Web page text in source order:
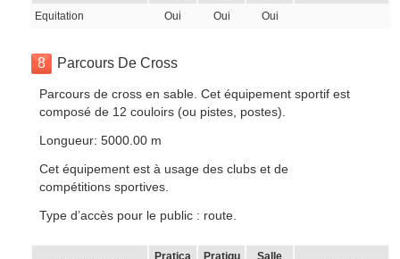
Equitation Oui Oui Oui
8 Parcours De Cross
Parcours de cross en sable. Cet équipement sportif est
composé de 12 couloirs (ou pistes, postes).
Longueur: 5000.00 m
Cet équipement est à usage des clubs et de
compétitions sportives.
Type d’accès pour le public : route.
Pratica
Pratiqu
Salle